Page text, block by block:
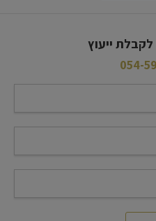
ייעוץ
054-